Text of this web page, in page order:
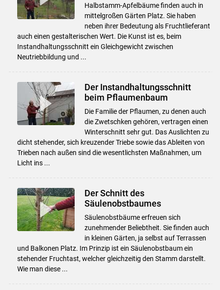
Skip to main content
Halbstamm-Apfelbäume finden auch in
mittelgroßen Gärten Platz. Sie haben
neben ihrer Bedeutung als Fruchtlieferant
auch einen gestalterischen Wert. Die Kunst ist es, beim
Instandhaltungsschnitt ein Gleichgewicht zwischen
Neutriebbildung und ...
Der Instandhaltungsschnitt
beim Pflaumenbaum
Die Familie der Pflaumen, zu denen auch
die Zwetschken gehören, vertragen einen
Winterschnitt sehr gut. Das Auslichten zu
dicht stehender, sich kreuzender Triebe sowie das Ableiten von
Trieben nach außen sind die wesentlichsten Maßnahmen, um
Licht ins ...
Der Schnitt des
Säulenobstbaumes
Säulenobstbäume erfreuen sich
zunehmender Beliebtheit. Sie finden auch
in kleinen Gärten, ja selbst auf Terrassen
und Balkonen Platz. Im Prinzip ist ein Säulenobstbaum ein
stehender Fruchtast, welcher gleichzeitig den Stamm darstellt.
Wie man diese ...